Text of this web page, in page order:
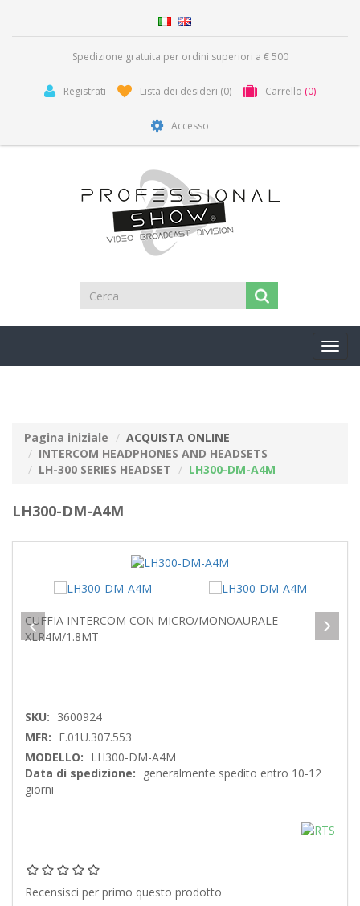
Spedizione gratuita per ordini superiori a € 500
Registrati Lista dei desideri (0) Carrello (0)
Accesso
Pagina iniziale
ACQUISTA ONLINE
INTERCOM HEADPHONES AND HEADSETS
LH-300 SERIES HEADSET
LH300-DM-A4M
LH300-DM-A4M
CUFFIA INTERCOM CON MICRO/MONOAURALE
XLR4M/1.8MT
SKU: 3600924
MFR: F.01U.307.553
MODELLO: LH300-DM-A4M
Data di spedizione:
generalmente spedito entro 10-12
giorni
Recensisci per primo questo prodotto